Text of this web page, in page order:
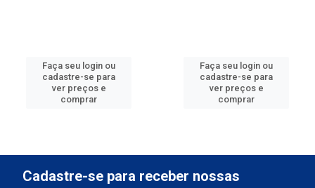
Faça seu login ou
cadastre-se para
ver preços e
comprar
Faça seu login ou
cadastre-se para
ver preços e
comprar
Cadastre-se para receber nossas